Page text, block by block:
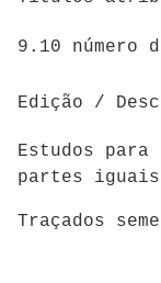
9.10 número
Edição /
Estudos
partes
Traçados